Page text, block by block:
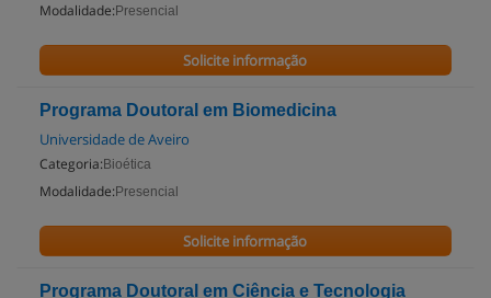
Modalidade: Presencial
Solicite informação
Programa Doutoral em Biomedicina
Universidade de Aveiro
Categoria: Bioética
Modalidade: Presencial
Solicite informação
Programa Doutoral em Ciência e Tecnologia